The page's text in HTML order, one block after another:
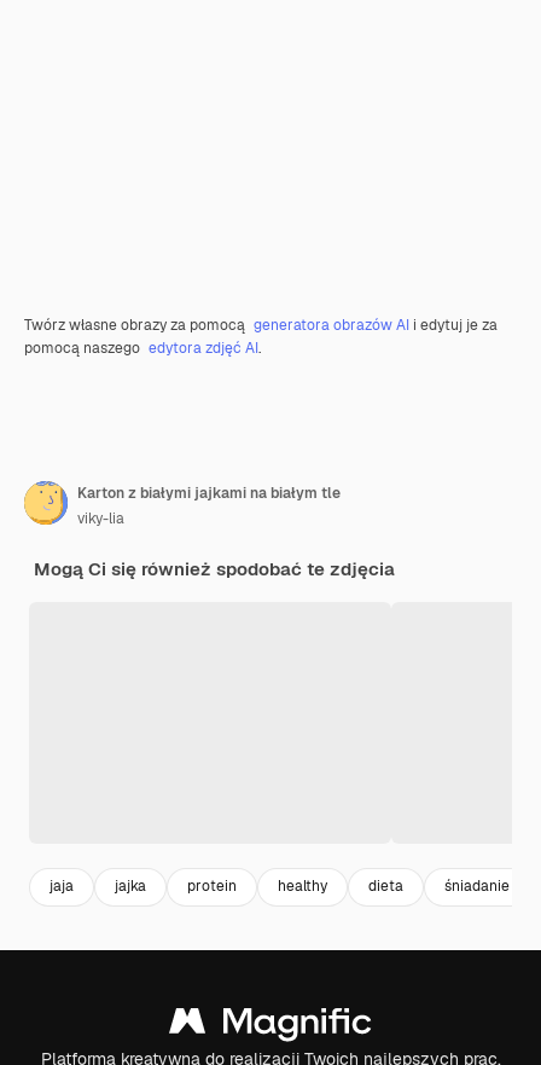
Twórz własne obrazy za pomocą generatora obrazów AI i edytuj je za
pomocą naszego edytora zdjęć AI.
Karton z białymi jajkami na białym tle
viky-lia
Mogą Ci się również spodobać te zdjęcia
jaja jajka protein healthy dieta śniadanie
Platforma kreatywna do realizacji Twoich najlepszych prac.